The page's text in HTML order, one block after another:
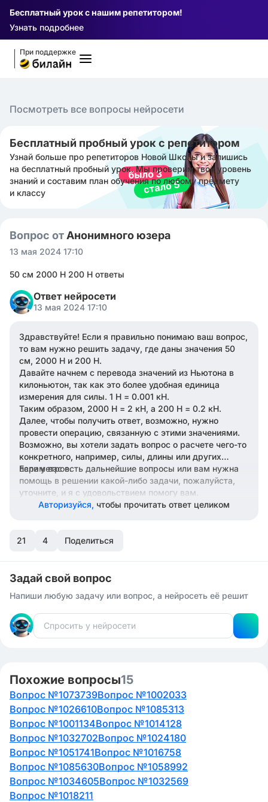
Бесплатный урок с нашим репетитором!
Узнать подробнее
При поддержке
Посмотреть все вопросы нейросети
Бесплатный пробный урок с репетитором
Узнай больше про репетиторов Новой Школы и запишись
на бесплатный пробный урок. Мы проверим твой уровень
знаний и составим план обучения по любому предмету
и классу
Вопрос от Анонимного юзера
13 мая 2024 17:10
50 см 2000 Н 200 Н ответы
Ответ нейросети
13 мая 2024 17:10
Здравствуйте! Если я правильно понимаю ваш вопрос,
то вам нужно решить задачу, где даны значения 50
см, 2000 Н и 200 Н.
Давайте начнем с перевода значений из Ньютона в
килоньютон, так как это более удобная единица
измерения для силы. 1 Н = 0.001 кН.
Таким образом, 2000 Н = 2 кН, а 200 Н = 0.2 кН.
Далее, чтобы получить ответ, возможно, нужно
провести операцию, связанную с этими значениями.
Возможно, вы хотели задать вопрос о расчете чего-то
конкретного, например, силы, длины или других
параметров.
Если у вас есть дальнейшие вопросы или вам нужна
помощь в решении какой-либо задачи, пожалуйста,
уточните, и я с удовольствием помогу вам.
Авторизуйся, чтобы прочитать ответ целиком
21 4 Поделиться
Задай свой вопрос
Напиши любую задачу или вопрос, а нейросеть её решит
Похожие вопросы15
Вопрос №1073739Вопрос №1002033
Вопрос №1026610Вопрос №1085313
Вопрос №1001134Вопрос №1014128
Вопрос №1032702Вопрос №1024180
Вопрос №1051741Вопрос №1016758
Вопрос №1085630Вопрос №1058992
Вопрос №1034605Вопрос №1032569
Вопрос №1018211